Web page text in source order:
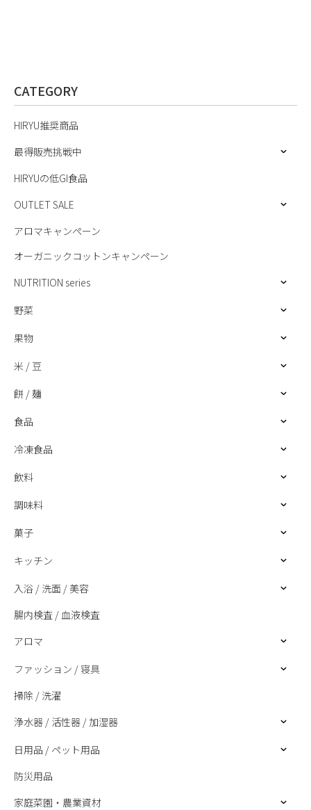
CATEGORY
HIRYU推奨商品
最得販売挑戦中
HIRYUの低GI食品
OUTLET SALE
アロマキャンペーン
オーガニックコットンキャンペーン
NUTRITION series
野菜
果物
米 / 豆
餅 / 麺
食品
冷凍食品
飲料
調味料
菓子
キッチン
入浴 / 洗面 / 美容
腸内検査 / 血液検査
アロマ
ファッション / 寝具
掃除 / 洗濯
浄水器 / 活性器 / 加湿器
日用品 / ペット用品
防災用品
家庭菜園・農業資材